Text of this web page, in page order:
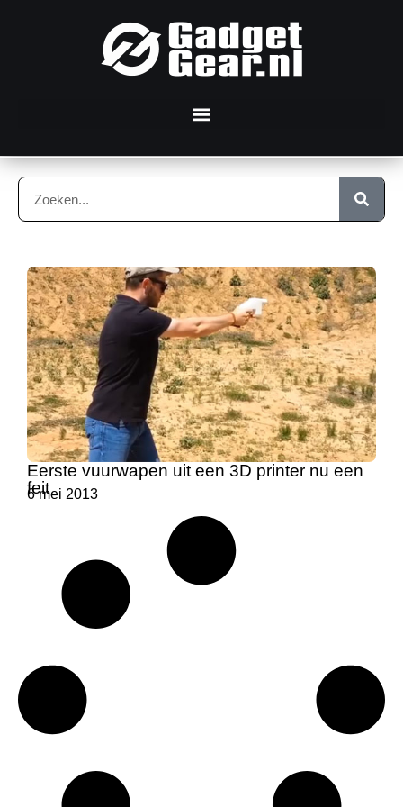
Eerste vuurwapen uit een 3D printer nu een
feit
6 mei 2013